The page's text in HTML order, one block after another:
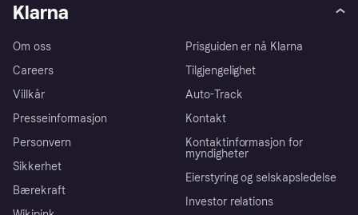
Klarna
Om oss
Careers
Villkår
Presseinformasjon
Personvern
Sikkerhet
Bærekraft
Prisguiden er nå Klarna
Tilgjengelighet
Auto-Track
Kontakt
Kontaktinformasjon for
myndigheter
Eierstyring og selskapsledelse
Investor relations